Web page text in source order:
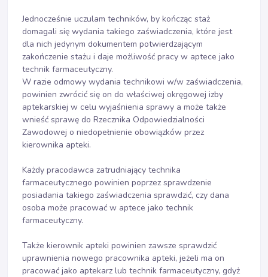
Jednocześnie uczulam techników, by kończąc staż
domagali się wydania takiego zaświadczenia, które jest
dla nich jedynym dokumentem potwierdzającym
zakończenie stażu i daje możliwość pracy w aptece jako
technik farmaceutyczny.
W razie odmowy wydania technikowi w/w zaświadczenia,
powinien zwrócić się on do właściwej okręgowej izby
aptekarskiej w celu wyjaśnienia sprawy a może także
wnieść sprawę do Rzecznika Odpowiedzialności
Zawodowej o niedopełnienie obowiązków przez
kierownika apteki.
Każdy pracodawca zatrudniający technika
farmaceutycznego powinien poprzez sprawdzenie
posiadania takiego zaświadczenia sprawdzić, czy dana
osoba może pracować w aptece jako technik
farmaceutyczny.
Także kierownik apteki powinien zawsze sprawdzić
uprawnienia nowego pracownika apteki, jeżeli ma on
pracować jako aptekarz lub technik farmaceutyczny, gdyż